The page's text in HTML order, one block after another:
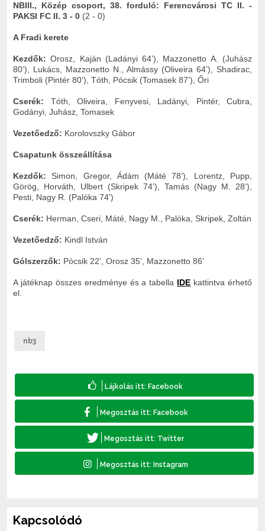
NBIII., Közép csoport, 38. forduló: Ferencvárosi TC II. -
PAKSI FC II. 3 - 0 (2 - 0)
A Fradi kerete
Kezdők:Orosz, Kaján (Ladányi 64’), Mazzonetto A. (Juhász
80’), Lukács, Mazzonetto N., Almássy (Oliveira 64’), Shadirac,
Trimboli (Pintér 80’), Tóth, Pócsik (Tomasek 87’), Őri
Cserék: Tóth, Oliveira, Fenyvesi, Ladányi, Pintér, Cubra,
Godányi, Juhász, Tomasek
Vezetőedző: Korolovszky Gábor
Csapatunk összeállítása
Kezdők: Simon, Gregor, Ádám (Máté 78’), Lorentz, Pupp,
Görög, Horváth, Ulbert (Skripek 74’), Tamás (Nagy M. 28’),
Pesti, Nagy R. (Palóka 74’)
Cserék: Herman, Cseri, Máté, Nagy M., Palóka, Skripek, Zoltán
Vezetőedző: Kindl István
Gólszerzők: Pócsik 22’, Orosz 35’, Mazzonetto 86’
A játéknap összes eredménye és a tabella IDE kattintva érhető
el.
nb3
Kapcsolódó